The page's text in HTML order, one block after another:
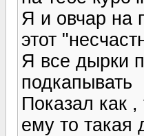
Я и овчар на
этот
Я все дырки
подкапывать
Показал как
ему то такая